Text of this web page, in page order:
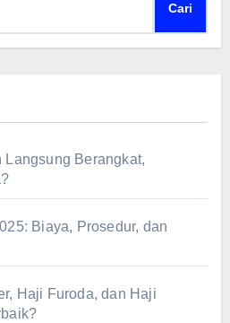
Cari
Berangkat,
Biaya, Prosedur, dan
Haji Furoda, dan Haji